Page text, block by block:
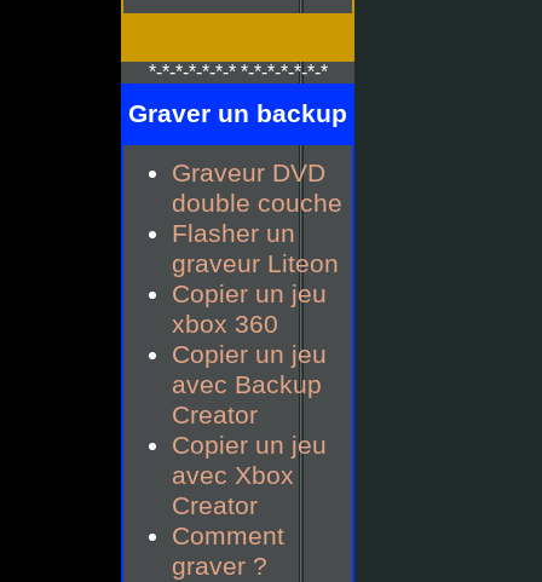
*-*-*-*-*-*-* *-*-*-*-*-*-*
Graver un backup
Graveur DVD
double couche
Flasher un
graveur Liteon
Copier un jeu
xbox 360
Copier un jeu
avec Backup
Creator
Copier un jeu
avec Xbox
Creator
Comment
graver ?